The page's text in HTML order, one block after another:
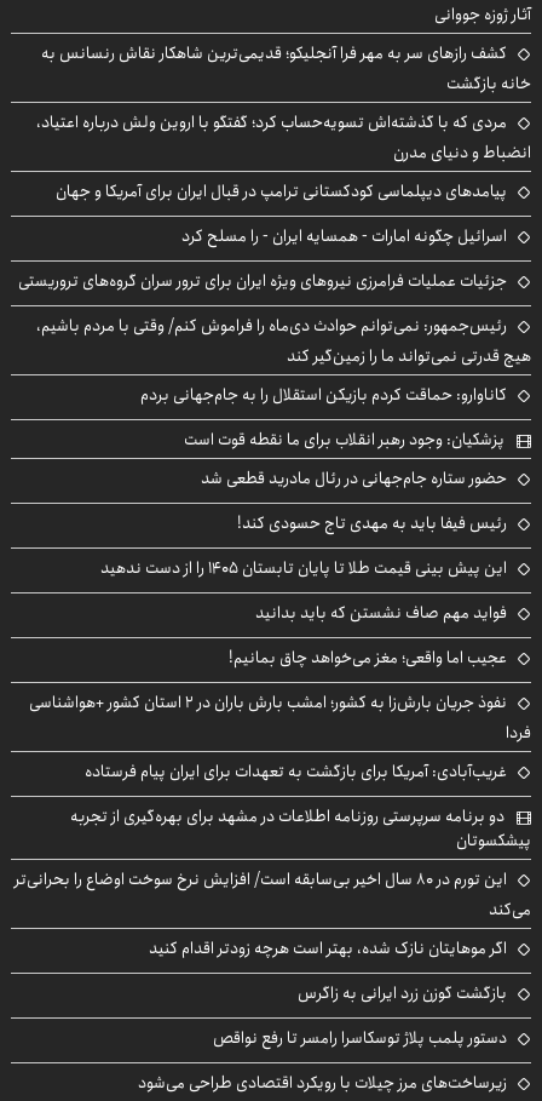
آثار ژوزه جووانی
کشف رازهای سر به مهر فرا آنجلیکو؛ قدیمی‌ترین شاهکار نقاش رنسانس به
خانه بازگشت
مردی که با گذشته‌اش تسویه‌حساب کرد؛ گفتگو با اروین ولش درباره اعتیاد،
انضباط و دنیای مدرن
پیامدهای دیپلماسی کودکستانی ترامپ در قبال ایران برای آمریکا و جهان
اسرائیل چگونه امارات - همسایه ایران - را مسلح کرد
جزئیات عملیات فرامرزی نیروهای ویژه ایران برای ترور سران گروه‌های تروریستی
رئیس‌جمهور: نمی‌توانم حوادث دی‌ماه را فراموش کنم/ وقتی با مردم باشیم،
هیچ قدرتی نمی‌تواند ما را زمین‌گیر کند
کاناوارو: حماقت کردم بازیکن استقلال را به جام‌جهانی بردم
پزشکیان: وجود رهبر انقلاب برای ما نقطه قوت است
حضور ستاره جام‌جهانی در رئال مادرید قطعی شد
رئیس فیفا باید به مهدی تاج حسودی کند!
این پیش بینی قیمت طلا تا پایان تابستان ۱۴۰۵ را از دست ندهید
فواید مهم صاف نشستن که باید بدانید
عجیب اما واقعی؛ مغز می‌خواهد چاق بمانیم!
نفوذ جریان بارش‌زا به کشور؛ امشب بارش باران در ۲ استان کشور +هواشناسی
فردا
غریب‌آبادی: آمریکا برای بازگشت به تعهدات برای ایران پیام فرستاده
دو برنامه سرپرستی روزنامه اطلاعات در مشهد برای بهره‌گیری از تجربه
پیشکسوتان
این تورم در ۸۰ سال اخیر بی‌سابقه است/ افزایش نرخ سوخت اوضاع را بحرانی‌تر
می‌کند
اگر موهایتان نازک شده، بهتر است هرچه زودتر اقدام کنید
بازگشت گوزن زرد ایرانی به زاگرس
دستور پلمب پلاژ توسکاسرا رامسر تا رفع نواقص
زیرساخت‌های مرز چیلات با رویکرد اقتصادی طراحی می‌شود